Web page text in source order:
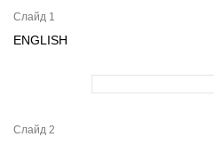
Слайд 1
ENGLISH
Слайд 2